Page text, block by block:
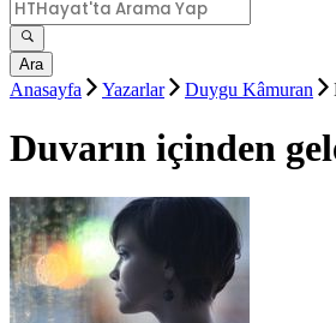
Ara
Anasayfa Yazarlar Duygu Kâmuran
Duvarın içinden